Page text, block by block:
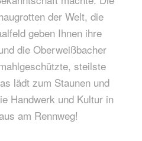
der Welt, die
geben Ihnen ihre
die Oberweißbacher
steilste
lädt zum Staunen und
Handwerk und Kultur in
am Rennweg!